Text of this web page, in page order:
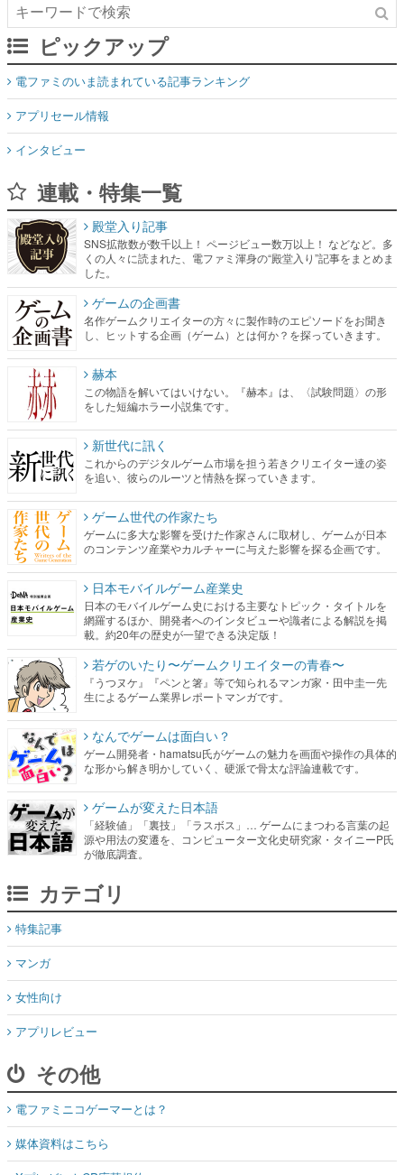
ピックアップ
電ファミのいま読まれている記事ランキング
アプリセール情報
インタビュー
連載・特集一覧
殿堂入り記事
SNS拡散数が数千以上！ ページビュー数万以上！ などなど。多
くの人々に読まれた、電ファミ渾身の“殿堂入り”記事をまとめま
した。
ゲームの企画書
名作ゲームクリエイターの方々に製作時のエピソードをお聞き
し、ヒットする企画（ゲーム）とは何か？を探っていきます。
赫本
この物語を解いてはいけない。『赫本』は、〈試験問題〉の形
をした短編ホラー小説集です。
新世代に訊く
これからのデジタルゲーム市場を担う若きクリエイター達の姿
を追い、彼らのルーツと情熱を探っていきます。
ゲーム世代の作家たち
ゲームに多大な影響を受けた作家さんに取材し、ゲームが日本
のコンテンツ産業やカルチャーに与えた影響を探る企画です。
日本モバイルゲーム産業史
日本のモバイルゲーム史における主要なトピック・タイトルを
網羅するほか、開発者へのインタビューや識者による解説を掲
載。約20年の歴史が一望できる決定版！
若ゲのいたり〜ゲームクリエイターの青春〜
『うつヌケ』『ペンと箸』等で知られるマンガ家・田中圭一先
生によるゲーム業界レポートマンガです。
なんでゲームは面白い？
ゲーム開発者・hamatsu氏がゲームの魅力を画面や操作の具体的
な形から解き明かしていく、硬派で骨太な評論連載です。
ゲームが変えた日本語
「経験値」「裏技」「ラスボス」… ゲームにまつわる言葉の起
源や用法の変遷を、コンピューター文化史研究家・タイニーP氏
が徹底調査。
カテゴリ
特集記事
マンガ
女性向け
アプリレビュー
その他
電ファミニコゲーマーとは？
媒体資料はこちら